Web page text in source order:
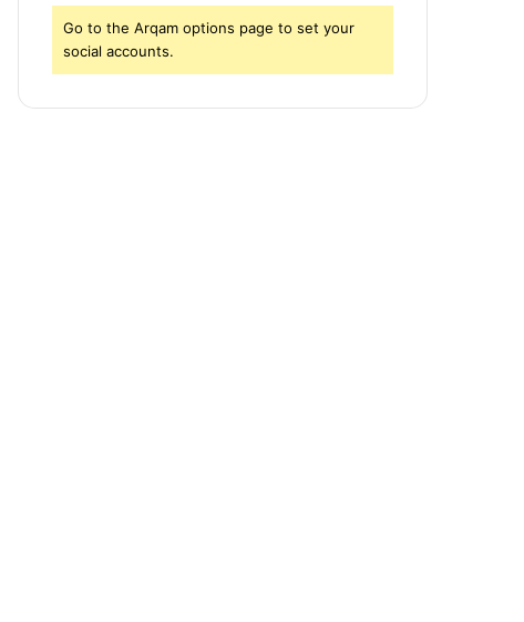
Go to the Arqam options page to set your
social accounts.